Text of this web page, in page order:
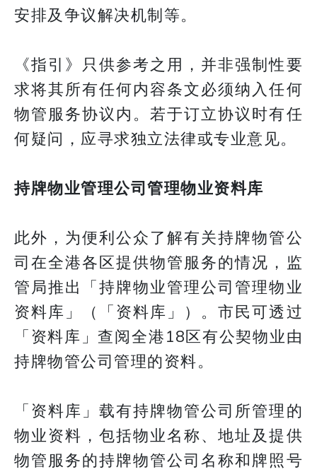
安排及争议解决机制等。
《指引》只供参考之用，并非强制性要
求将其所有任何内容条文必须纳入任何
物管服务协议内。若于订立协议时有任
何疑问，应寻求独立法律或专业意见。
持牌物业管理公司管理物业资料库
此外，为便利公众了解有关持牌物管公
司在全港各区提供物管服务的情况，监
管局推出「持牌物业管理公司管理物业
资料库」（「资料库」）。市民可透过
「资料库」查阅全港18区有公契物业由
持牌物管公司管理的资料。
「资料库」载有持牌物管公司所管理的
物业资料，包括物业名称、地址及提供
物管服务的持牌物管公司名称和牌照号